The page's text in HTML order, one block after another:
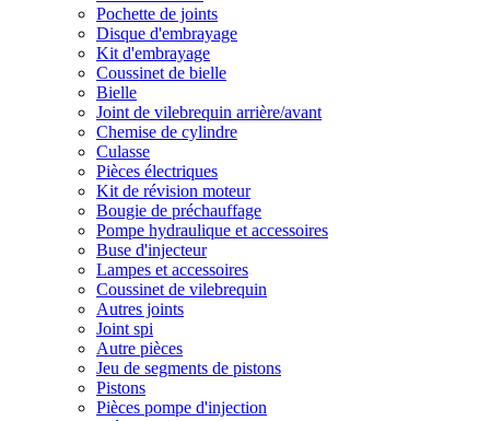
Pochette de joints
Disque d'embrayage
Kit d'embrayage
Coussinet de bielle
Bielle
Joint de vilebrequin arrière/avant
Chemise de cylindre
Culasse
Pièces électriques
Kit de révision moteur
Bougie de préchauffage
Pompe hydraulique et accessoires
Buse d'injecteur
Lampes et accessoires
Coussinet de vilebrequin
Autres joints
Joint spi
Autre pièces
Jeu de segments de pistons
Pistons
Pièces pompe d'injection